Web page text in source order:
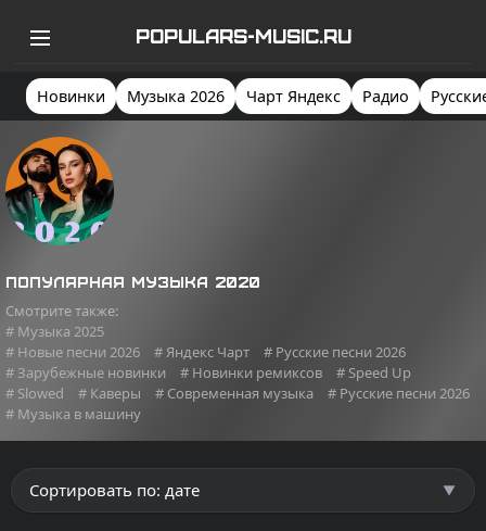
POPULARS-MUSIC.RU
Новинки Музыка 2026 Чарт Яндекс Радио
Популярная музыка 2020
Смотрите также:
# Музыка 2025
# Новые песни 2026
# Яндекс Чарт
# Русские песни 2026
# Зарубежные новинки
# Новинки ремиксов
# Speed Up
# Slowed
# Каверы # Современная музыка
# Русские песни 2026
# Музыка в машину